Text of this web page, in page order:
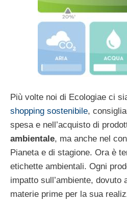
Più volte noi di Ecologiae ci
shopping sostenibile,
spesa e nell’acquisto di
ambientale, ma anche nel
Pianeta e di stagione. Ora è
etichette ambientali. Ogni
impatto sull’ambiente,
materie prime per la sua